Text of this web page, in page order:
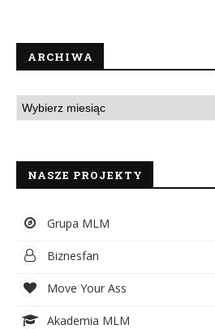
ARCHIWA
NASZE PROJEKTY
Grupa MLM
Biznesfan
Move Your Ass
Akademia MLM